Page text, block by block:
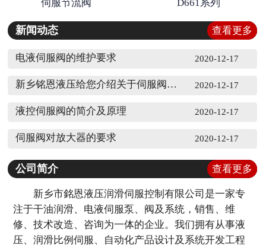
伺服节流阀 D661系列
新闻动态 查看更多
2020-12-17
电液伺服阀的维护要求
2020-12-17
新乡铭恩液压给您介绍关于伺服阀的研究现状
2020-12-17
液控伺服阀的简介及原理
2020-12-17
伺服阀对放大器的要求
公司简介 查看更多
新乡市銘恩液压润滑伺服控制有限公司是一家专
注于干油润滑、电液伺服泵、阀及系统，销售、维
修、技术改造、咨询为一体的企业。我们拥有从事液
压、润滑比例伺服、自动化产品设计及系统开发工程